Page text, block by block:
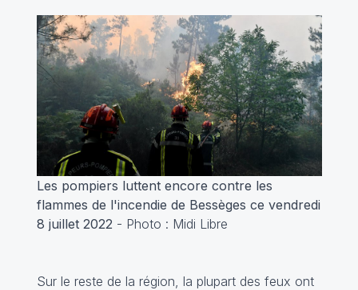
Les pompiers luttent encore contre les
flammes de l'incendie de Bessèges ce vendredi
8 juillet 2022 - Photo : Midi Libre
Sur le reste de la région, la plupart des feux ont